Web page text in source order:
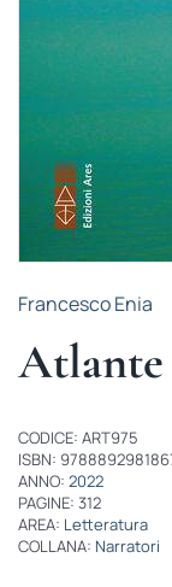
Francesco Enia
CODICE: ART975
ISBN:
ANNO: 2022
PAGINE: 312
AREA: Letteratura
COLLANA: Narratori